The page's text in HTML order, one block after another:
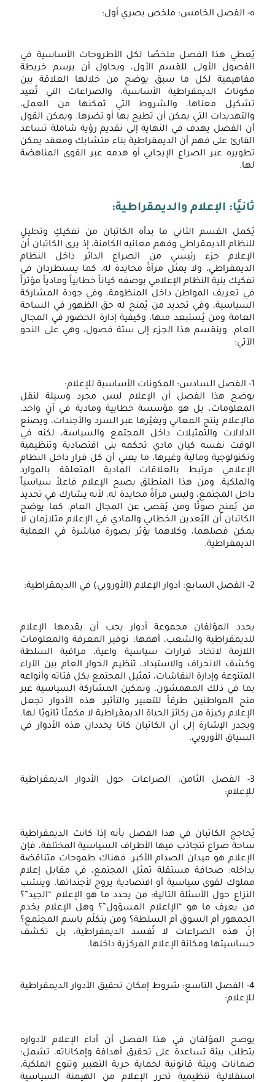
ه- الفصل الخامس: ملخص بصري أول:
يُعطي هذا الفصل ملخصًا لكل الأطروحات الأساسية في
الفصول الأولى للقسم الأول، ويحاول أن يرسم خريطة
مفاهيمية لكل ما سبق يوضح من خلالها العلاقة بين
مكونات الديمقراطية الأساسية، والصراعات التي تُعيد
تشكيل معناها، والشروط التي تمكنها من العمل،
والتهديدات التي يمكن أن تطيح بها أو تضرها. ويمكن القول
أن الفصل يهدف في النهاية إلى تقديم رؤية شاملة تساعد
القارئ على فهم أن الديمقراطية بناء متشابك ومعقد يمكن
تطويره عبر الصراع الإيجابي أو هدمه عبر القوى المناهضة
لها.
ثانيًا: الإعلام والديمقراطية:
يُكمل القسم الثاني ما بدأه الكاتبان من تفكيكٍ وتحليلٍ
للنظام الديمقراطي وفهم معانيه الكامنة، إذ يرى الكاتبان أن
الإعلام جزء رئيسي من الصراع الدائر داخل النظام
الديمقراطي، ولا يمثل مرآةً محايدة له. كما يستطردان في
تفكيك بنية النظام الإعلامي بوصفه كياناً خطابياً ومادياً مؤثراً
في تعريف المواطن داخل المنظومة، وفي جودة المشاركة
السياسية، وفي تحديد من يُمنح له حق الظهور في الساحة
العامة ومن يُستبعد منها، وكيفية إدارة الحضور في المجال
العام. وينقسم هذا الجزء إلى ستة فصول، وهي على النحو
الآتي:
1- الفصل السادس: المكونات الأساسية للإعلام:
يوضح هذا الفصل أن الإعلام ليس مجرد وسيلة لنقل
المعلومات، بل هو مؤسسة خطابية ومادية في آنٍ واحد.
فالإعلام ينتج المعاني ويغيّرها عبر السرد والأجندات، ويصنع
الدلالات والتمثيلات داخل المجتمع والسياسة، لكنه في
الوقت نفسه كيان مادي تحكمه بنى اقتصادية وتنظيمية
وتكنولوجية ومالية وغيرها، ما يعني أن كل قرار داخل النظام
الإعلامي مرتبط بالعلاقات المادية المتعلقة بالموارد
والملكية. ومن هذا المنطلق يصبح الإعلام فاعلاً سياسياً
داخل المجتمع، وليس مرآةً محايدة له، لأنه يشارك في تحديد
من يُمنح صوتًا ومن يُقصى عن المجال العام. كما يوضح
الكاتبان أن البُعدين الخطابي والمادي في الإعلام متلازمان لا
يمكن فصلهما، وكلاهما يؤثر بصورة مباشرة في العملية
الديمقراطية.
2- الفصل السابع: أدوار الإعلام (الأوروبي) في االديمقراطية:
يحدد المؤلفان مجموعة أدوار يجب أن يقدمها الإعلام
للديمقراطية والشعب، أهمها: توفير المعرفة والمعلومات
اللازمة لاتخاذ قرارات سياسية واعية، مراقبة السلطة
وكشف الانحراف والاستبداد، تنظيم الحوار العام بين الآراء
المتنوعة وإدارة النقاشات، تمثيل المجتمع بكل فئاته وأنواعه
بما في ذلك المهمشون، وتمكين المشاركة السياسية عبر
منح المواطنين طرقاً للتعبير والتأثير. هذه الأدوار تجعل
الإعلام ركيزة من ركائز الحياة الديمقراطية لا مكملًا ثانويًا لها.
ويجدر الإشارة إلى أن الكاتبان كانا يحددان هذه الأدوار في
السياق الأوروبي.
3- الفصل الثامن: الصراعات حول الأدوار الديمقراطية
للإعلام:
يُحاجج الكاتبان في هذا الفصل بأنه إذا كانت الديمقراطية
ساحة صراع تتجاذب فيها الأطراف السياسية المختلفة، فإن
الإعلام هو ميدان الصدام الأكبر. فهناك طموحات متناقضة
بداخله: صحافة مستقلة تمثل المجتمع، في مقابل إعلام
مملوك لقوى سياسية أو اقتصادية يروج لأجنداتها. وينشب
النزاع حول الأسئلة التالية: من يحدد ما هو الإعلام “الجيد”؟
من يعرف ما هو “الإاعلام المسؤول”؟ وهل الإعلام يخدم
الجمهور أم السوق أم السلطة؟ ومن يتكلّم باسم المجتمع؟
إنّ هذه الصراعات لا تُفسد الديمقراطية، بل تكشف
حساسيتها ومكانة الإعلام المركزية داخلها.
4- الفصل التاسع: شروط إمكان تحقيق الأدوار الديمقراطية
للإعلام:
يوضح المؤلفان في هذا الفصل أن أداء الإعلام لأدواره
يتطلب بيئة تساعدة على تحقيق أهدافة وإمكاناته، تشمل:
ضمانات وبيئة قانونية لحماية حرية التعبير وتنوع الملكية،
استقلالية تنظيمية تحرر الإعلام من الهيمنة السياسية